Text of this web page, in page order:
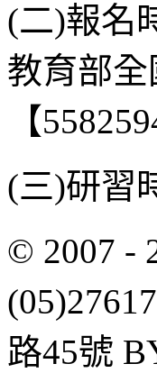
(二)報名
教育部
【
(三)研習
© 2007 -
路45號